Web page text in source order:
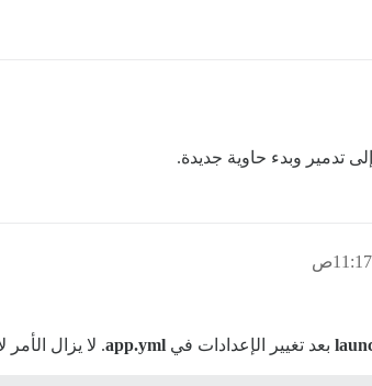
تدمير وبدء حاوية جديدة.
بعد تغيير الإعدادات في app.yml. لا يزال